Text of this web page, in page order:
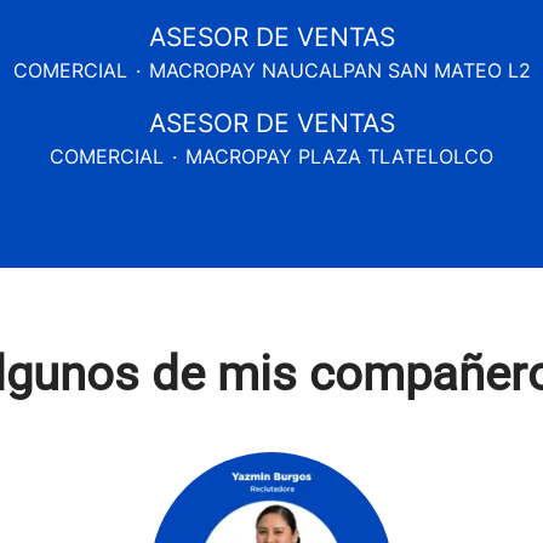
ASESOR DE VENTAS
COMERCIAL · MACROPAY NAUCALPAN SAN MATEO L2
ASESOR DE VENTAS
COMERCIAL · MACROPAY PLAZA TLATELOLCO
de mis